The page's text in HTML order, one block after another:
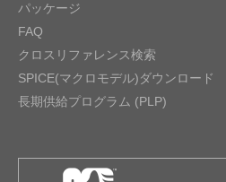
パッケージ
FAQ
クロスリファレンス検索
SPICE(マクロモデル)ダウンロード
長期供給プログラム (PLP)